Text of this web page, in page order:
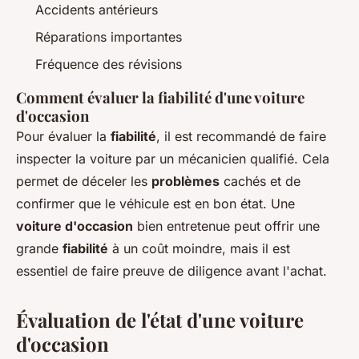
Accidents antérieurs
Réparations importantes
Fréquence des révisions
Comment évaluer la fiabilité d'une voiture
d'occasion
Pour évaluer la fiabilité, il est recommandé de faire
inspecter la voiture par un mécanicien qualifié. Cela
permet de déceler les problèmes cachés et de
confirmer que le véhicule est en bon état. Une
voiture d'occasion bien entretenue peut offrir une
grande fiabilité à un coût moindre, mais il est
essentiel de faire preuve de diligence avant l'achat.
Évaluation de l'état d'une voiture
d'occasion